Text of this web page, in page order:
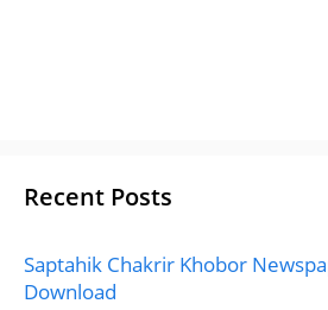
Recent Posts
Saptahik Chakrir Khobor
Download